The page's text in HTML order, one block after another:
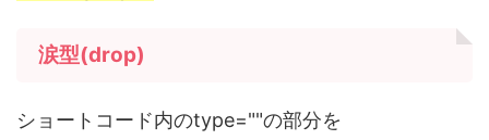
涙型(drop)
ショートコード内のtype=""の部分を